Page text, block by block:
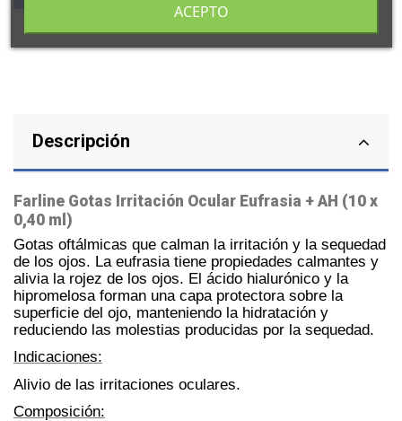
Descripción
Farline Gotas Irritación Ocular Eufrasia + AH (10 x
0,40 ml)
Gotas oftálmicas que calman la irritación y la sequedad
de los ojos. La eufrasia tiene propiedades calmantes y
alivia la rojez de los ojos. El ácido hialurónico y la
hipromelosa forman una capa protectora sobre la
superficie del ojo, manteniendo la hidratación y
reduciendo las molestias producidas por la sequedad.
Indicaciones:
Alivio de las irritaciones oculares.
Composición:
ACEPTO